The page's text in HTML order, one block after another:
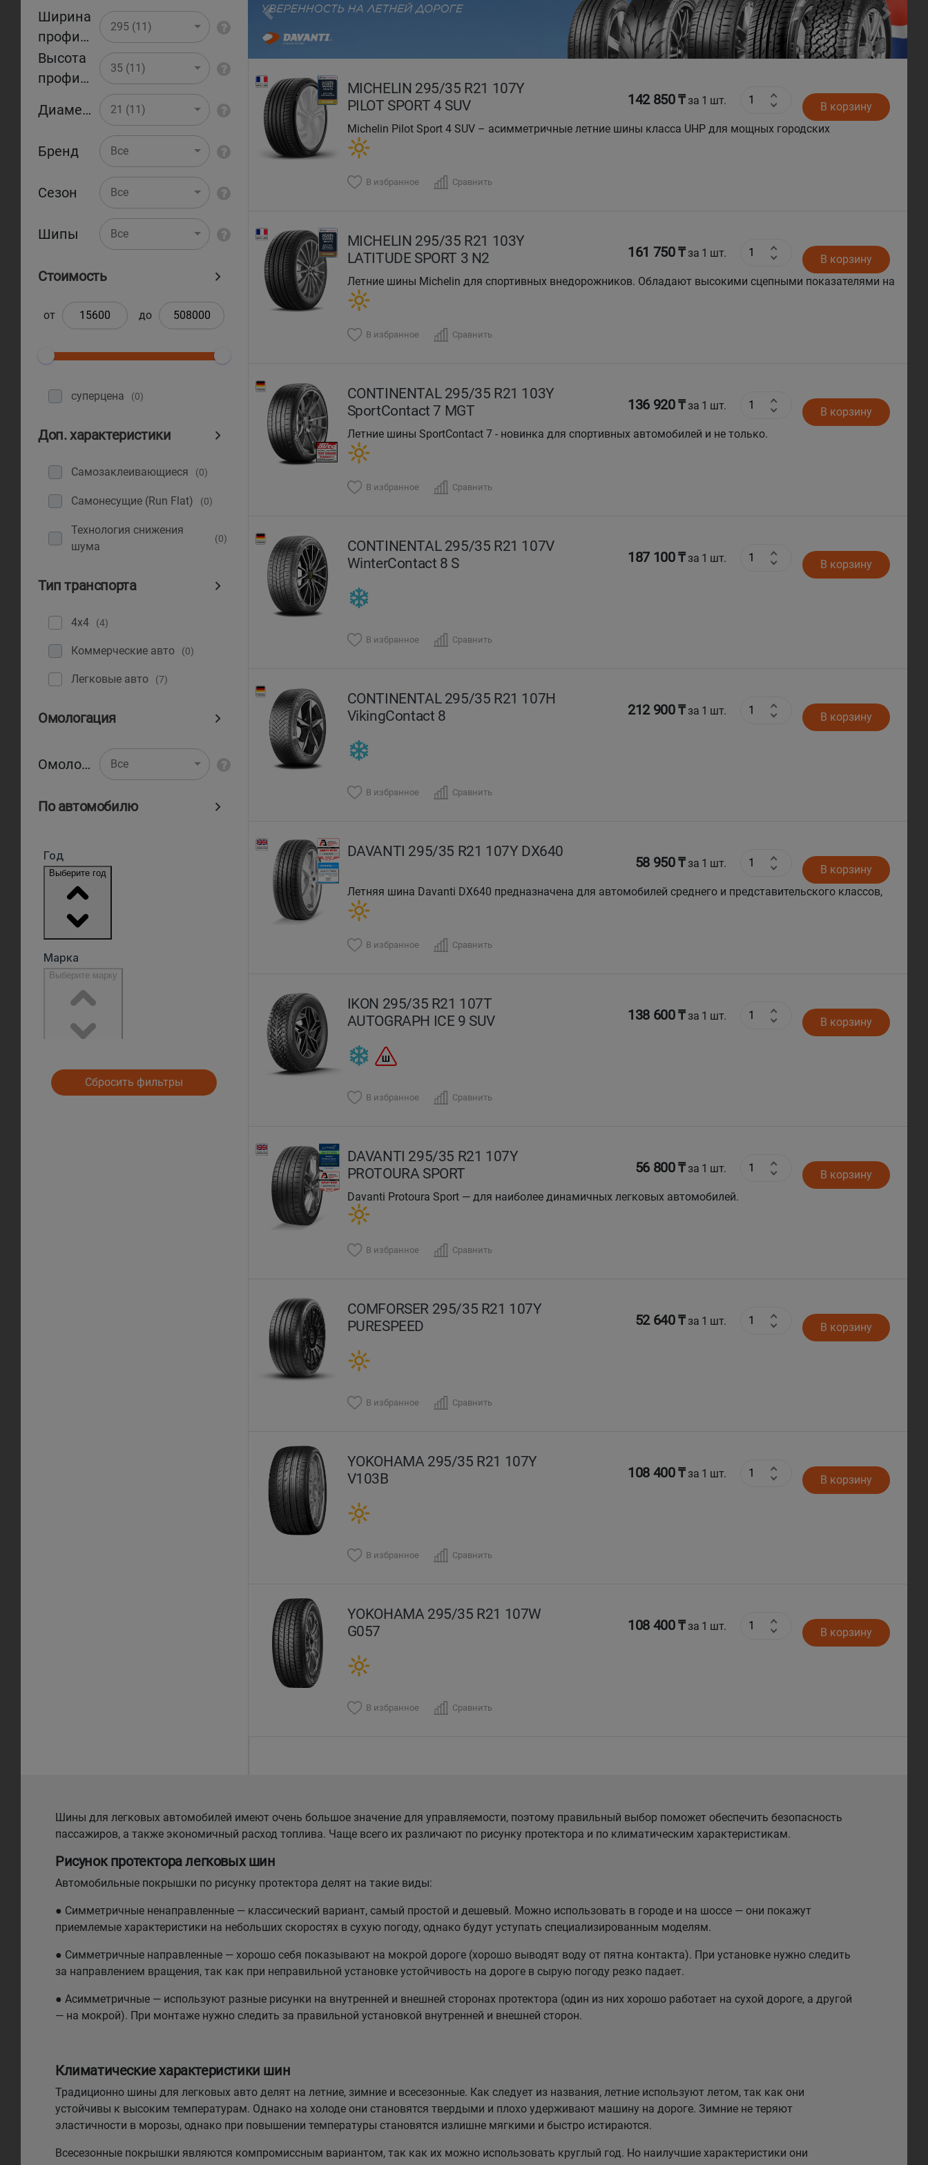
Ширина
профиля
295 (11)
Высота
профиля
35 (11)
Диаметр 21 (11)
Бренд Все
Сезон Все
Шипы Все
Стоимость
от до
суперцена (0)
Доп. характеристики
Самозаклеивающиеся (0)
Самонесущие (Run Flat) (0)
Технология снижения
шума
(0)
Тип транспорта
4x4 (4)
Коммерческие авто (0)
Легковые авто (7)
Омологация
Омологация Все
По автомобилю
Сбросить фильтры
Next
MICHELIN 295/35 R21 107Y
PILOT SPORT 4 SUV
142 850 ₸за 1 шт.
В корзину
Michelin Pilot Sport 4 SUV – асимметричные летние шины класса UHP для мощных городских
внедорожников и кроссоверов
В избранное Сравнить
MICHELIN 295/35 R21 103Y
LATITUDE SPORT 3 N2
161 750 ₸за 1 шт.
В корзину
Летние шины Michelin для спортивных внедорожников. Обладают высокими сцепными показателями на
разных типах покрытий.
В избранное Сравнить
CONTINENTAL 295/35 R21 103Y
SportContact 7 MGT
136 920 ₸за 1 шт.
В корзину
Летние шины SportContact 7 - новинка для спортивных автомобилей и не только.
В избранное Сравнить
CONTINENTAL 295/35 R21 107V
WinterContact 8 S
187 100 ₸за 1 шт. В корзину
В избранное Сравнить
CONTINENTAL 295/35 R21 107H
VikingContact 8
212 900 ₸за 1 шт. В корзину
В избранное Сравнить
DAVANTI 295/35 R21 107Y DX640
58 950 ₸за 1 шт.
В корзину
Летняя шина Davanti DX640 предназначена для автомобилей среднего и представительского классов,
премиальных кроссоверов.Летняя модель шин Davanti DX640 для легковых автомобилей
В избранное Сравнить
IKON 295/35 R21 107T
AUTOGRAPH ICE 9 SUV
138 600 ₸за 1 шт. В корзину
В избранное Сравнить
DAVANTI 295/35 R21 107Y
PROTOURA SPORT
56 800 ₸за 1 шт.
В корзину
Davanti Protoura Sport — для наиболее динамичных легковых автомобилей.
В избранное Сравнить
COMFORSER 295/35 R21 107Y
PURESPEED
52 640 ₸за 1 шт. В корзину
В избранное Сравнить
YOKOHAMA 295/35 R21 107Y
V103B
108 400 ₸за 1 шт. В корзину
В избранное Сравнить
YOKOHAMA 295/35 R21 107W
G057
108 400 ₸за 1 шт. В корзину
В избранное Сравнить
Шины для легковых автомобилей имеют очень большое значение для управляемости, поэтому правильный выбор поможет обеспечить безопасность
пассажиров, а также экономичный расход топлива. Чаще всего их различают по рисунку протектора и по климатическим характеристикам.
Рисунок протектора легковых шин
Автомобильные покрышки по рисунку протектора делят на такие виды:
● Симметричные ненаправленные — классический вариант, самый простой и дешевый. Можно использовать в городе и на шоссе — они покажут
приемлемые характеристики на небольших скоростях в сухую погоду, однако будут уступать специализированным моделям.
● Симметричные направленные — хорошо себя показывают на мокрой дороге (хорошо выводят воду от пятна контакта). При установке нужно следить
за направлением вращения, так как при неправильной установке устойчивость на дороге в сырую погоду резко падает.
● Асимметричные — используют разные рисунки на внутренней и внешней сторонах протектора (один из них хорошо работает на сухой дороге, а другой
— на мокрой). При монтаже нужно следить за правильной установкой внутренней и внешней сторон.
Климатические характеристики шин
Традиционно шины для легковых авто делят на летние, зимние и всесезонные. Как следует из названия, летние используют летом, так как они
устойчивы к высоким температурам. Однако на холоде они становятся твердыми и плохо удерживают машину на дороге. Зимние не теряют
эластичности в морозы, однако при повышении температуры становятся излишне мягкими и быстро истираются.
Всесезонные покрышки являются компромиссным вариантом, так как их можно использовать круглый год. Но наилучшие характеристики они